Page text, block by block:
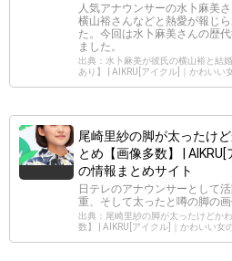
人気アナウンサーの水卜麻美
横山裕さんなどと熱愛が報じ
た。今回は水卜麻美さんの歴
ました。
出典：水卜麻美が彼氏の横山裕と結
あり】 | AIKRU[アイクル]｜かわいい
尾崎里紗の脚が太ったけ
とめ【画像多数】 |
の情報まとめサイト
日テレのアナウンサーとして
重、そして太ったと噂の脚の
出典：尾崎里紗の脚が太ったけどか
数】 | AIKRU[アイクル]｜かわいい女